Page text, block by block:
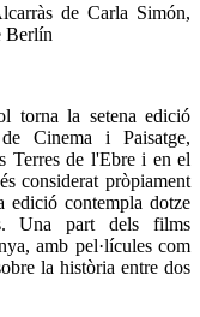
de Carla Simón,
Berlín
torna la setena edició
Cinema i Paisatge,
Terres de l'Ebre i en el
considerat pròpiament
edició contempla dotze
Una part dels films
amb pel·lícules com
la història entre dos